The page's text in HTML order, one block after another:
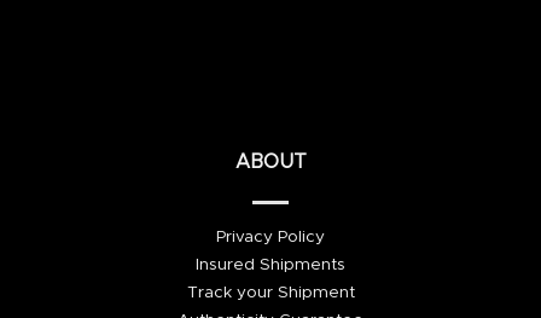
ABOUT
Privacy Policy
Insured Shipments
Track your Shipment